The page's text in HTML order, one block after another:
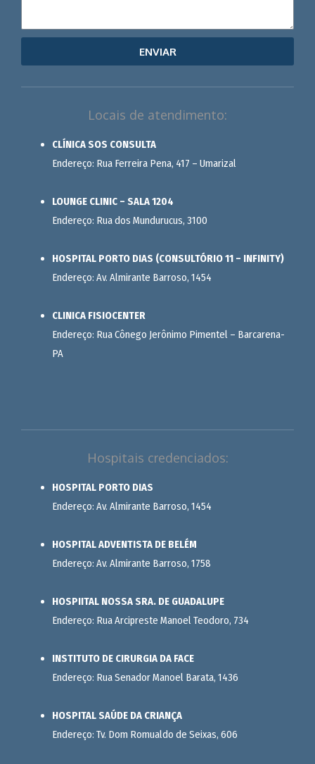
ENVIAR
Locais de atendimento:
CLÍNICA SOS CONSULTA
Endereço: Rua Ferreira Pena, 417 – Umarizal
LOUNGE CLINIC – SALA 1204
Endereço: Rua dos Mundurucus, 3100
HOSPITAL PORTO DIAS (CONSULTÓRIO 11 – INFINITY)
Endereço: Av. Almirante Barroso, 1454
CLINICA FISIOCENTER
Endereço: Rua Cônego Jerônimo Pimentel – Barcarena-
PA
Hospitais credenciados:
HOSPITAL PORTO DIAS
Endereço: Av. Almirante Barroso, 1454
HOSPITAL ADVENTISTA DE BELÉM
Endereço: Av. Almirante Barroso, 1758
HOSPIITAL NOSSA SRA. DE GUADALUPE
Endereço: Rua Arcipreste Manoel Teodoro, 734
INSTITUTO DE CIRURGIA DA FACE
Endereço: Rua Senador Manoel Barata, 1436
HOSPITAL SAÚDE DA CRIANÇA
Endereço: Tv. Dom Romualdo de Seixas, 606